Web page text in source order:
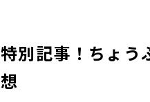
特別記事！ちょう
想